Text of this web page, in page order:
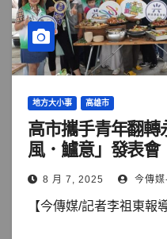
地方大小事 高雄市
高市攜手青年翻轉
風．鱸意」發表會
8 月 7, 2025 今傳
【今傳媒/記者李祖東報